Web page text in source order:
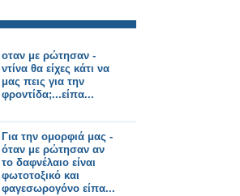
οταν με ρώτησαν -
ντίνα θα είχες κάτι να
μας πεις για την
φροντίδα;...είπα...
Για την ομορφιά μας -
όταν με ρώτησαν αν
το δαφνέλαιο είναι
φωτοτοξικό και
φαγεσωρογόνο είπα...